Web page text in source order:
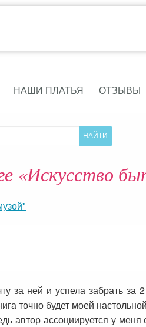
НАШИ ПЛАТЬЯ ОТЗЫВЫ
«Искусство
за ней и успела забрать
точно будет моей
автор ассоциируется у